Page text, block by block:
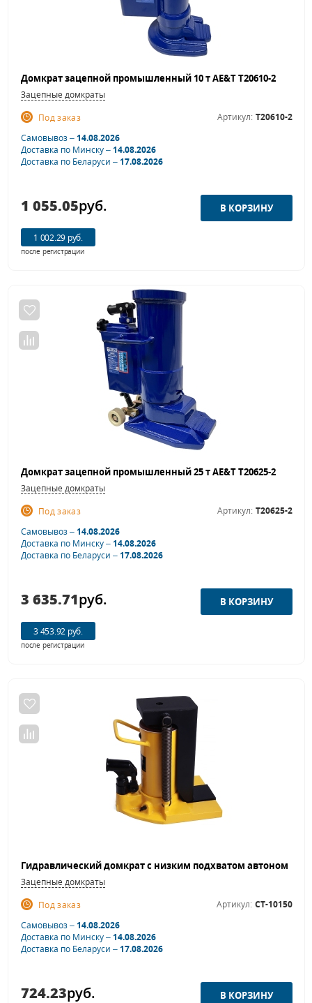
Домкрат зацепной промышленный 10 т AE&T T20610-2
Зацепные домкраты
Под заказ
Артикул: T20610-2
Самовывоз –14.08.2026
Доставка по Минску –14.08.2026
Доставка по Беларуси –17.08.2026
1 055.05руб.
1 002.29 руб.
после регистрации
Домкрат зацепной промышленный 25 т AE&T T20625-2
Зацепные домкраты
Под заказ
Артикул: T20625-2
Самовывоз –14.08.2026
Доставка по Минску –14.08.2026
Доставка по Беларуси –17.08.2026
3 635.71руб.
3 453.92 руб.
после регистрации
Зацепные домкраты
Под заказ
Артикул: CT-10150
Самовывоз –14.08.2026
Доставка по Минску –14.08.2026
Доставка по Беларуси –17.08.2026
724.23руб.